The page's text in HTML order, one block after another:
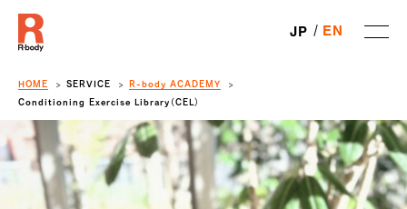
JP EN
HOME SERVICE
R-body ACADEMY
Conditioning Exercise Library（CEL）